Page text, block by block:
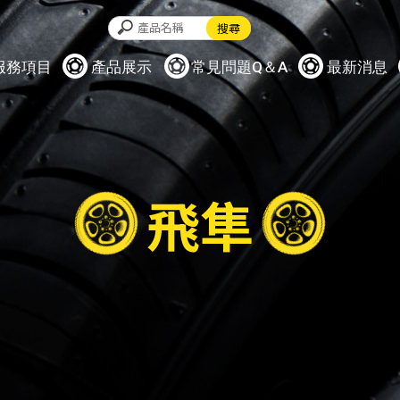
務項目 產品展示 常見問題Q＆A 最新消息
飛隼